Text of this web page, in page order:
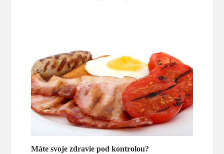
Máte svoje zdravie pod kontrolou?